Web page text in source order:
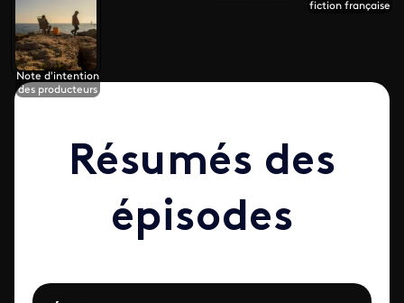
fiction française
Note d'intention
des producteurs
Résumés des
épisodes